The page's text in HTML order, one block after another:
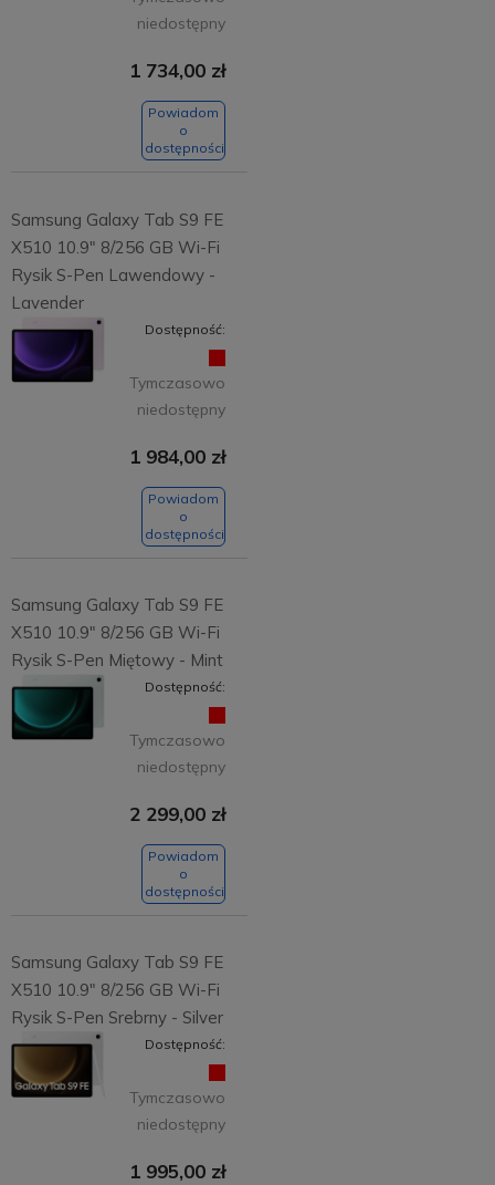
niedostępny
1 734,00 zł
Powiadom
o
dostępności
Samsung Galaxy Tab S9 FE
X510 10.9" 8/256 GB Wi-Fi
Rysik S-Pen Lawendowy -
Lavender
Dostępność:
Tymczasowo
niedostępny
1 984,00 zł
Powiadom
o
dostępności
Samsung Galaxy Tab S9 FE
X510 10.9" 8/256 GB Wi-Fi
Rysik S-Pen Miętowy - Mint
Dostępność:
Tymczasowo
niedostępny
2 299,00 zł
Powiadom
o
dostępności
Samsung Galaxy Tab S9 FE
X510 10.9" 8/256 GB Wi-Fi
Rysik S-Pen Srebrny - Silver
Dostępność:
Tymczasowo
niedostępny
1 995,00 zł